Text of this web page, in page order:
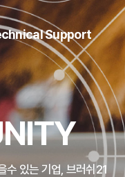
Support
Fill Material
Data Library
수 있는 기업, 브러쉬21